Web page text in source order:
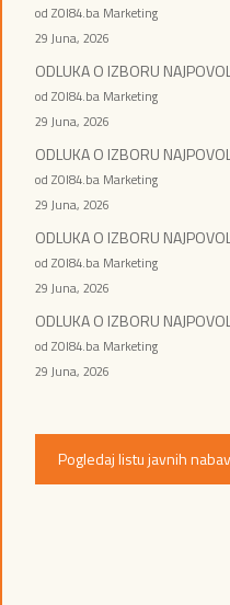
od ZOI84.ba Marketing
29 Juna, 2026
ODLUKA O IZBORU
od ZOI84.ba Marketing
29 Juna, 2026
ODLUKA O IZBORU
od ZOI84.ba Marketing
29 Juna, 2026
ODLUKA O IZBORU
od ZOI84.ba Marketing
29 Juna, 2026
ODLUKA O IZBORU
od ZOI84.ba Marketing
29 Juna, 2026
Pogledaj listu javnih